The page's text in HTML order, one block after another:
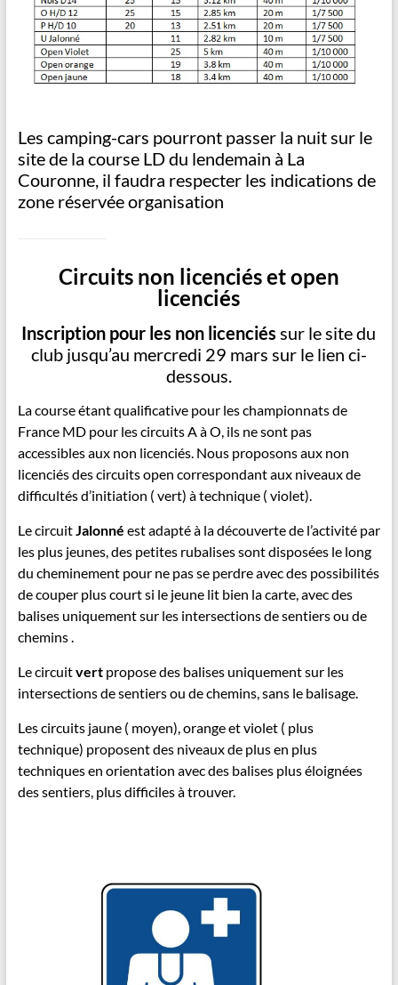
Les camping-cars pourront passer la nuit sur le
site de la course LD du lendemain à La
Couronne, il faudra respecter les indications de
zone réservée organisation
Circuits non licenciés et open
licenciés
Inscription pour les non licenciés sur le site du
club jusqu’au mercredi 29 mars sur le lien ci-
dessous.
La course étant qualificative pour les championnats de
France MD pour les circuits A à O, ils ne sont pas
accessibles aux non licenciés. Nous proposons aux non
licenciés des circuits open correspondant aux niveaux de
difficultés d’initiation ( vert) à technique ( violet).
Le circuitJalonné est adapté à la découverte de l’activité par
les plus jeunes, des petites rubalises sont disposées le long
du cheminement pour ne pas se perdre avec des possibilités
de couper plus court si le jeune lit bien la carte, avec des
balises uniquement sur les intersections de sentiers ou de
chemins .
Le circuitvertpropose des balises uniquement sur les
intersections de sentiers ou de chemins, sans le balisage.
Les circuits jaune ( moyen), orange et violet ( plus
technique) proposent des niveaux de plus en plus
techniques en orientation avec des balises plus éloignées
des sentiers, plus difficiles à trouver.